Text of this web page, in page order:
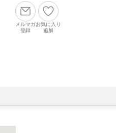
メルマガ
登録
お気に入り
追加